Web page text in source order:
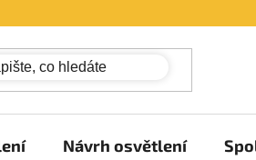
Návrh osvětlení